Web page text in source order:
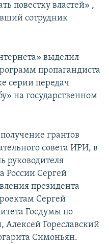
повестку властей» ,
сотрудник
выделил
пропагандиста
серии передач
на государственном
грантов
совета ИРИ, в
руководителя
России Сергей
президента
Сергей
Госдумы по
Алексей Гореславский
Симоньян.